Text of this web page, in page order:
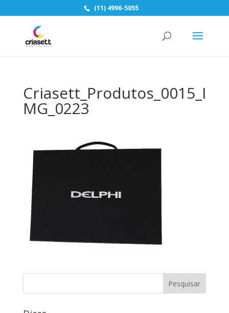
(11) 4996-5055
Criasett_Produtos_0015_I
MG_0223